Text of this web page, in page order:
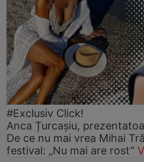
#Exclusiv Click!
Anca Țurcașiu,
De ce nu mai vrea Mihai
festival: „Nu mai are rost”